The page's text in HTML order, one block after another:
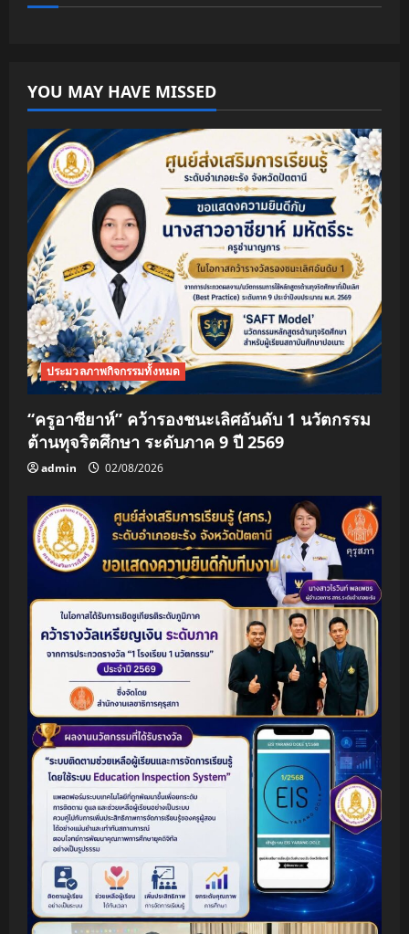
YOU MAY HAVE MISSED
ประมวลภาพกิจกรรมทั้งหมด
“ครูอาซียาห์” คว้ารองชนะเลิศอันดับ 1 นวัตกรรม
ต้านทุจริตศึกษา ระดับภาค 9 ปี 2569
admin 02/08/2026